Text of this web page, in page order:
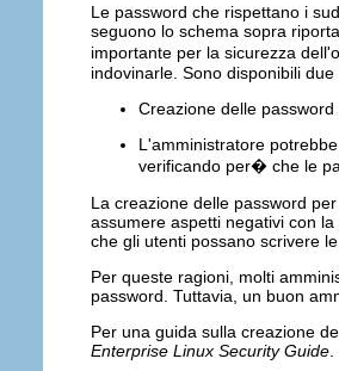
Le password che rispettano i
seguono lo schema sopra
importante per la sicurezza
indovinarle. Sono disponibili
Creazione delle
L'amministratore
verificando per� che le
La creazione delle password
assumere aspetti negativi con
che gli utenti possano scrivere
Per queste ragioni, molti
password. Tuttavia, un buon
Per una guida sulla creazione
Enterprise Linux Security Guide